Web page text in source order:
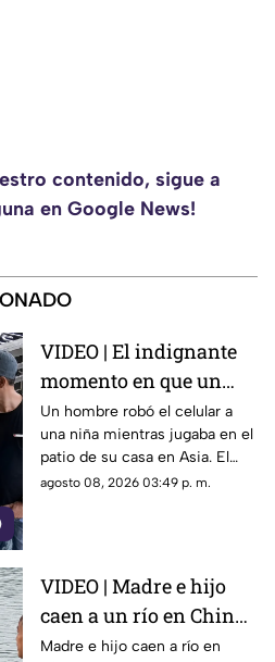
contenido, sigue a
en Google News!
VIDEO | El indignante
momento en que un
hombre roba el celular
a una niña en su propia
casa
Un hombre robó el celular a
una niña mientras jugaba en el
patio de su casa en Asia. El
video viral muestra cómo
agosto 08, 2026 03:49 p. m.
VIDEO | Madre e hijo
caen a un río en China
y nadie los ayuda por
Madre e hijo caen a río en